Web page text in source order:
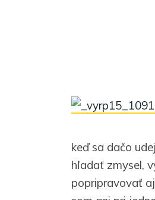
keď sa dačo
hľadať zmysel,
popripravovať